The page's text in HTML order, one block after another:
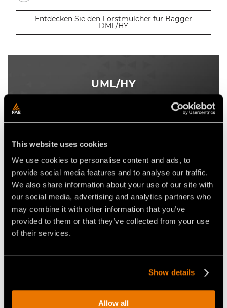
This website uses cookies
We use cookies to personalise content and ads, to
provide social media features and to analyse our traffic.
We also share information about your use of our site with
our social media, advertising and analytics partners who
may combine it with other information that you’ve
provided to them or that they’ve collected from your use
of their services.
Show details
Allow all
Entdecken Sie den Forstmulcher für Bagger
DML/HY
UML/HY
MAX. ZERKLEINERUNGSDURCHMESSER